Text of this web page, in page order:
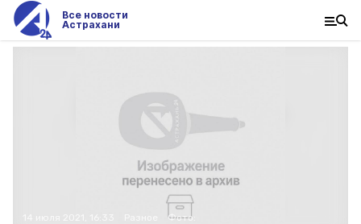
Все новости
Астрахани
Фото: